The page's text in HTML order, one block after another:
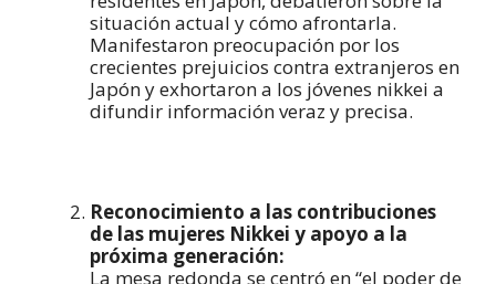
situación actual y cómo afrontarla.
Manifestaron preocupación por los
crecientes prejuicios contra extranjeros en
Japón y exhortaron a los jóvenes nikkei a
difundir información veraz y precisa.
Reconocimiento a las contribuciones
de las mujeres Nikkei y apoyo a la
próxima generación:
La mesa redonda se centró en “el poder de